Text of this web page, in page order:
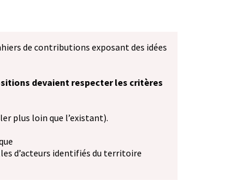
de contributions exposant des idées
devaient respecter les critères
plus loin que l’existant).
d’acteurs identifiés du territoire